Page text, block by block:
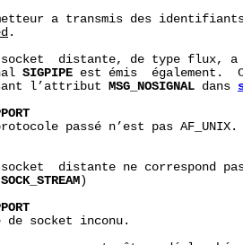
a transmis des
.
distante, de type flux,
SIGPIPE est émis  également.
l’attribut
MSG_NOSIGNAL dans
passé n’est pas AF_UNIX.
distante ne correspond
SOCK_STREAM )
de socket inconu.